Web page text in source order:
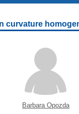
curvature
Barbara Opozda